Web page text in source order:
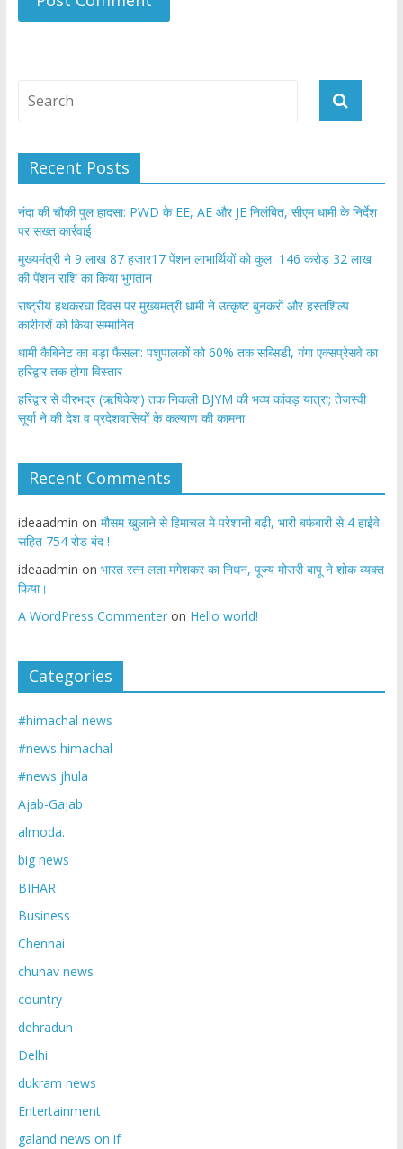
Recent Posts
नंदा की चौकी पुल हादसा: PWD के EE, AE और JE निलंबित, सीएम धामी के निर्देश
पर सख्त कार्रवाई
मुख्यमंत्री ने 9 लाख 87 हजार17 पेंशन लाभार्थियों को कुल 146 करोड़ 32 लाख
की पेंशन राशि का किया भुगतान
राष्ट्रीय हथकरघा दिवस पर मुख्यमंत्री धामी ने उत्कृष्ट बुनकरों और हस्तशिल्प
कारीगरों को किया सम्मानित
​धामी कैबिनेट का बड़ा फैसला: पशुपालकों को 60% तक सब्सिडी, गंगा एक्सप्रेसवे का
हरिद्वार तक होगा विस्तार
​हरिद्वार से वीरभद्र (ऋषिकेश) तक निकली BJYM की भव्य कांवड़ यात्रा; तेजस्वी
सूर्या ने की देश व प्रदेशवासियों के कल्याण की कामना
Recent Comments
ideaadmin on मौसम खुलाने से हिमाचल मे परेशानी बढ़ी, भारी बर्फबारी से 4 हाईवे
सहित 754 रोड बंद !
ideaadmin on भारत रत्न लता मंगेशकर का निधन, पूज्य मोरारी बापू ने शोक व्यक्त
किया।
A WordPress Commenteron Hello world!
Categories
#himachal news
#news himachal
#news jhula
Ajab-Gajab
almoda.
big news
BIHAR
Business
Chennai
chunav news
country
dehradun
Delhi
dukram news
Entertainment
galand news on if